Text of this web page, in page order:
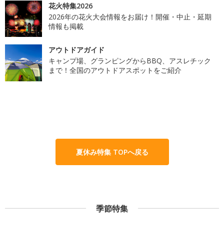
花火特集2026
2026年の花火大会情報をお届け！開催・中止・延期
情報も掲載
アウトドアガイド
キャンプ場、グランピングからBBQ、アスレチック
まで！全国のアウトドアスポットをご紹介
夏休み特集 TOPへ戻る
季節特集